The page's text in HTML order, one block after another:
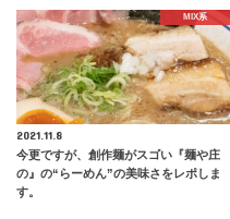
MIX系
2021.11.8
今更ですが、創作麺がスゴい『麺や庄
の』の“らーめん”の美味さをレポしま
す。